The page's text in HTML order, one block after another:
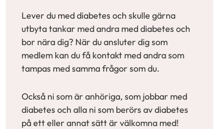
Lever du med diabetes och skulle gärna
utbyta tankar med andra med diabetes och
bor nära dig? När du ansluter dig som
medlem kan du få kontakt med andra som
tampas med samma frågor som du.
Också ni som är anhöriga, som jobbar med
diabetes och alla ni som berörs av diabetes
på ett eller annat sätt är välkomna med!